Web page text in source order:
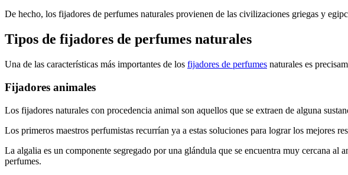
De hecho, los fijadores de perfumes naturales provienen de las civilizaciones griegas y
Tipos de fijadores de perfumes naturales
Una de las características más importantes de los fijadores de perfumes naturales es
Fijadores animales
Los fijadores naturales con procedencia animal son aquellos que se extraen de alguna
Los primeros maestros perfumistas recurrían ya a estas soluciones para lograr los mejores
La algalia es un componente segregado por una glándula que se encuentra muy cercana
perfumes.